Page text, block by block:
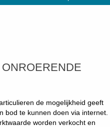
de mogelijkheid geeft
bod te kunnen doen via internet.
worden verkocht en